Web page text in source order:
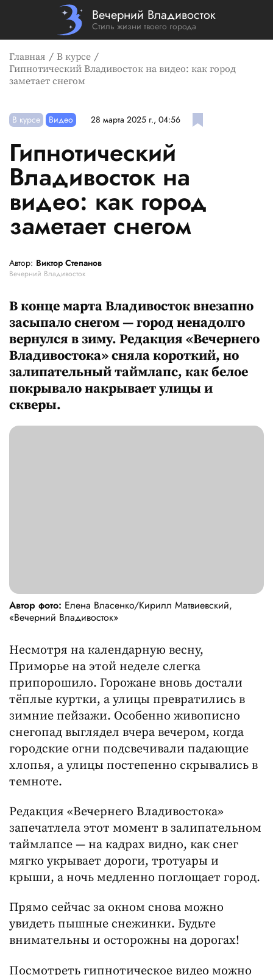
Вечерний Владивосток
Стиль жизни твоего города
Главная
В курсе
Гипнотический Владивосток на видео: как город
заметает снегом
В курсе Видео 28 марта 2025 г., 04:56
Гипнотический
Владивосток на
видео: как город
заметает снегом
Автор: Виктор Степанов
Вечерний Владивосток
В конце марта Владивосток внезапно
засыпало снегом — город ненадолго
вернулся в зиму. Редакция «Вечернего
Владивостока» сняла короткий, но
залипательный таймлапс, как белое
покрывало накрывает улицы и
скверы.
Автор фото: Елена Власенко/Кирилл Матвиевский,
«Вечерний Владивосток»
Несмотря на календарную весну,
Приморье на этой неделе слегка
припорошило. Горожане вновь достали
тёплые куртки, а улицы превратились в
зимние пейзажи. Особенно живописно
снегопад выглядел вчера вечером, когда
городские огни подсвечивали падающие
хлопья, а улицы постепенно скрывались в
темноте.
Редакция «Вечернего Владивостока»
запечатлела этот момент в залипательном
таймлапсе — на кадрах видно, как снег
мягко укрывает дороги, тротуары и
крыши, а ночь медленно поглощает город.
Прямо сейчас за окном снова можно
увидеть пышные снежинки. Будьте
внимательны и осторожны на дорогах!
Посмотреть гипнотическое видео можно